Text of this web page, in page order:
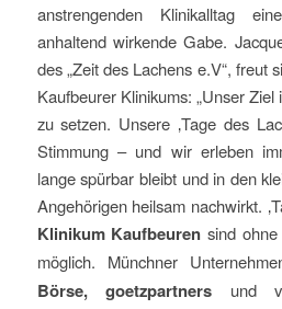
anstrengenden Klinikalltag
anhaltend wirkende Gabe.
des „Zeit des Lachens e.V“, freut
Kaufbeurer Klinikums: „Unser
zu setzen. Unsere ‚Tage des
Stimmung – und wir erleben
lange spürbar bleibt und in den
Angehörigen heilsam nachwirkt.
Klinikum Kaufbeuren sind
möglich. Münchner
Börse, goetzpartners und